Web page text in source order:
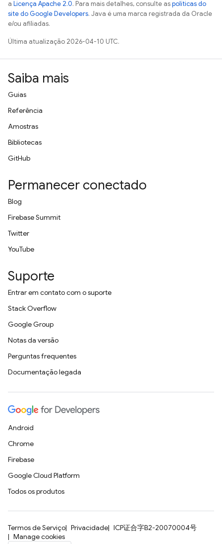
a Licença Apache 2.0. Para mais detalhes, consulte aspolíticas do
site do Google Developers. Java é uma marca registrada da Oracle
e/ou afiliadas.
Última atualização 2026-04-10 UTC.
Saiba mais
Guias
Referência
Amostras
Bibliotecas
GitHub
Permanecer conectado
Blog
Firebase Summit
Twitter
YouTube
Suporte
Entrar em contato com o suporte
Stack Overflow
Google Group
Notas da versão
Perguntas frequentes
Documentação legada
Android
Chrome
Firebase
Google Cloud Platform
Todos os produtos
Termos de Serviço Privacidade
ICP证合字B2-20070004号
Manage cookies